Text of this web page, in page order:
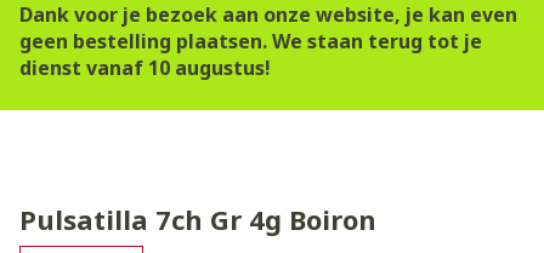
Dank voor je bezoek aan onze website, je kan even
geen bestelling plaatsen. We staan terug tot je
dienst vanaf 10 augustus!
Pulsatilla 7ch Gr 4g Boiron